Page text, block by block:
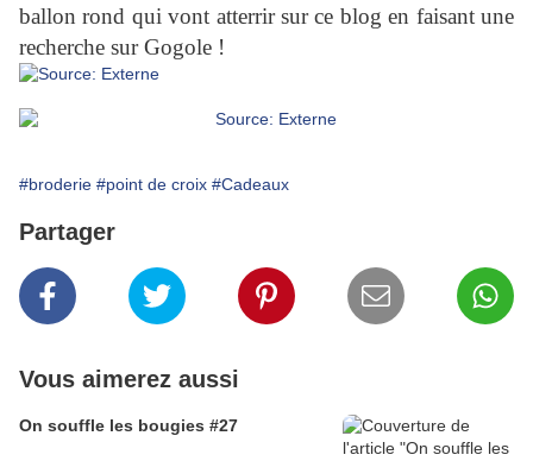
ballon rond qui vont atterrir sur ce blog en faisant une
recherche sur Gogole !
#broderie #point de croix #Cadeaux
Partager
Vous aimerez aussi
On souffle les bougies #27